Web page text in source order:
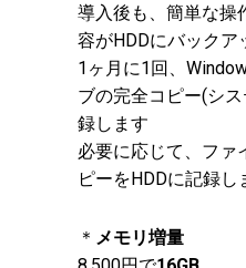
導入後も、簡単な操
容がHDDにバックア
1ヶ月に1回、
ブの完全コピー(シ
録します
必要に応じて、ファ
ピーをHDDに記録し
＊ メモリ増量